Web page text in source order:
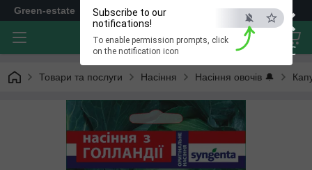
×
ESC
Subscribe to our
notifications!
To enable permission prompts, click
on the notification icon
Green-estate
Товари та послуги Насіння Насіння овочів 🔔